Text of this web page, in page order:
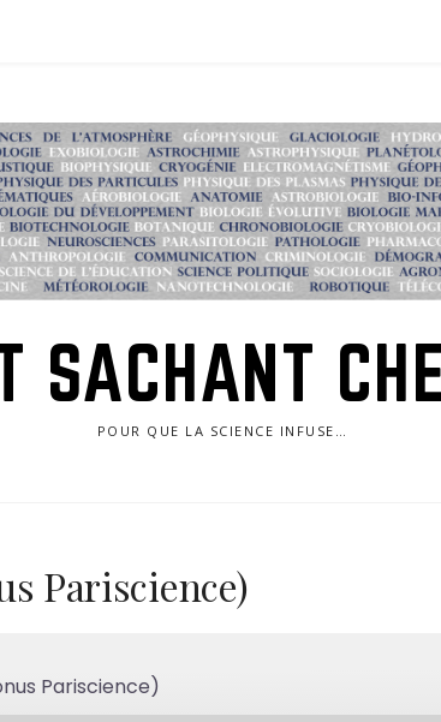
SACHANT
POUR QUE LA SCIENCE INFUSE…
Pariscience)
Pariscience)